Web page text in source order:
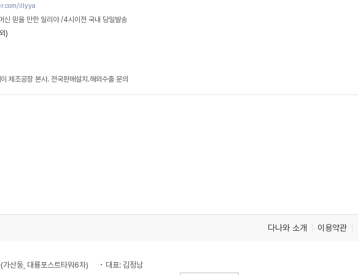
illyya
신 믿을 만한 일리야 /4시이전 국내 당일발송
)
제조공장 본사. 전국판매설치.해외수출 문의
다나와 소개 이용약관
산동, 대륭포스트타워6차) 대표: 김정남